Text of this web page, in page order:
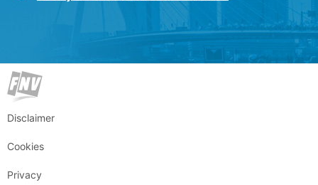
Disclaimer
Cookies
Privacy